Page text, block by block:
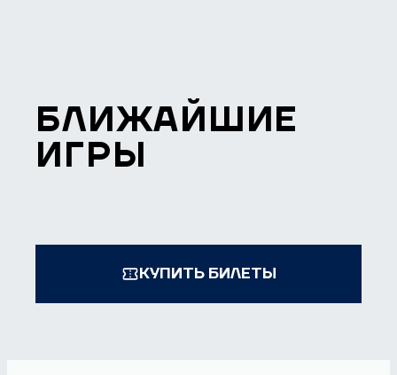
БЛИЖАЙШИЕ
ИГРЫ
КУПИТЬ БИЛЕТЫ